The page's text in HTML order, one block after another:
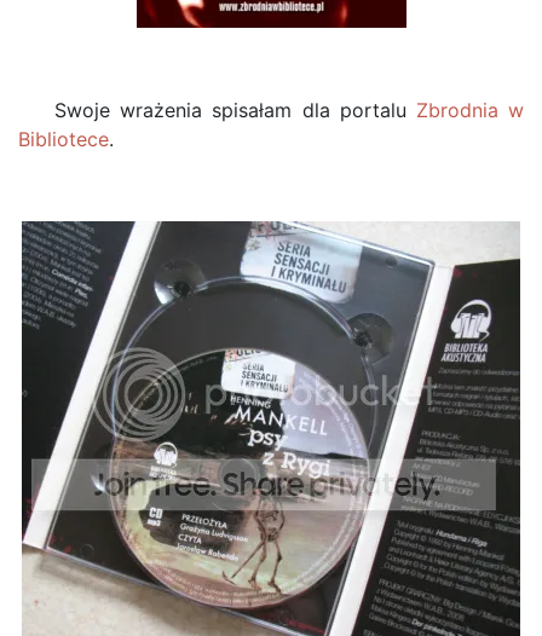
Swoje wrażenia spisałam dla portalu Zbrodnia w
Bibliotece.